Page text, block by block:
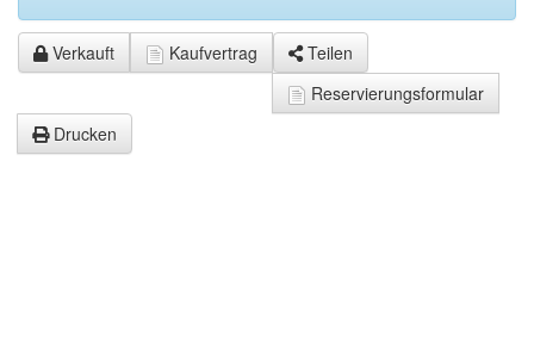
Verkauft Teilen
Kaufvertrag
Reservierungsformular
Drucken